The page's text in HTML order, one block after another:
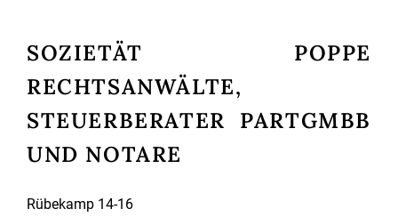
SOZIETÄT POPPE
RECHTSANWÄLTE,
STEUERBERATER PARTGMBB
UND NOTARE
Rübekamp 14-16